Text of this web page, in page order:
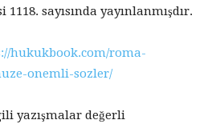
sayısında yayınlanmışdır.
hukukbook.com/roma-
onemli-sozler/
yazışmalar değerli